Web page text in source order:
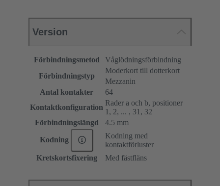
Version
Förbindningsmetod
Våglödningsförbindning
Förbindningstyp
Moderkort till dotterkort
Mezzanin
Antal kontakter
64
Kontaktkonfiguration
Rader a och b, positioner
1, 2, ... , 31, 32
Förbindningslängd
4.5 mm
Kodning
Kodning med
kontaktförluster
Kretskortsfixering
Med fästfläns